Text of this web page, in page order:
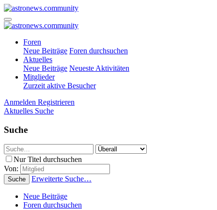
Foren
Neue Beiträge Foren durchsuchen
Aktuelles
Neue Beiträge Neueste Aktivitäten
Mitglieder
Zurzeit aktive Besucher
Anmelden Registrieren
Aktuelles Suche
Suche
Nur Titel durchsuchen
Von:
Suche Erweiterte Suche…
Neue Beiträge
Foren durchsuchen